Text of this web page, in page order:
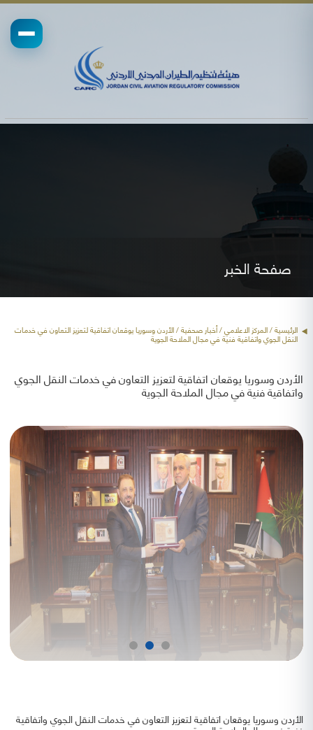
صفحة الخبر
الرئيسية/ المركز الاعلامي /أخبار صحفية/ الأردن وسوريا يوقعان اتفاقية لتعزيز التعاون في خدمات
النقل الجوي واتفاقية فنية في مجال الملاحة الجوية
الأردن وسوريا يوقعان اتفاقية لتعزيز التعاون في خدمات النقل الجوي
واتفاقية فنية في مجال الملاحة الجوية
الأردن وسوريا يوقعان اتفاقية لتعزيز التعاون في خدمات النقل الجوي واتفاقية